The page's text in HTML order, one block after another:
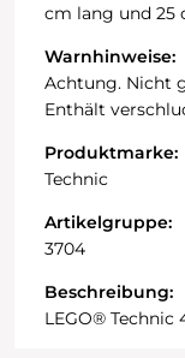
cm lang und 25
Warnhinweise:
Achtung. Nicht
Enthält
Produktmarke:
Technic
Artikelgruppe:
3704
Beschreibung:
LEGO® Technic